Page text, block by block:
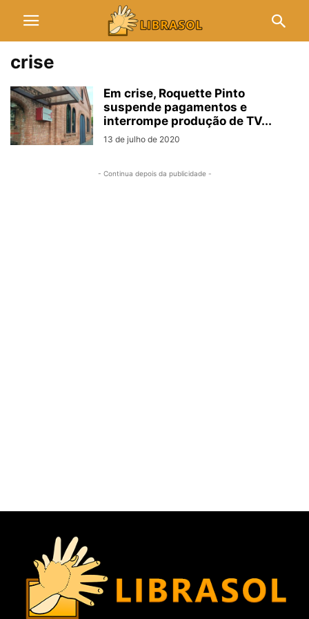
crise
Em crise, Roquette Pinto
suspende pagamentos e
interrompe produção de TV...
13 de julho de 2020
- Continua depois da publicidade -